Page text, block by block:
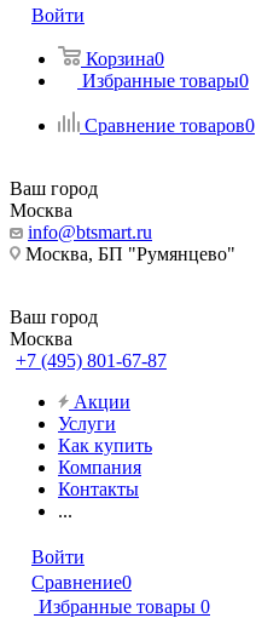
Войти
Корзина0
Избранные товары0
Сравнение товаров0
Ваш город
Москва
info@btsmart.ru
Москва, БП "Румянцево"
Ваш город
Москва
+7 (495) 801-67-87
Акции
Услуги
Как купить
Компания
Контакты
...
Войти
Сравнение0
Избранные товары 0